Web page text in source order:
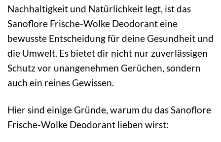
Nachhaltigkeit und Natürlichkeit legt, ist das
Sanoflore Frische-Wolke Deodorant eine
bewusste Entscheidung für deine Gesundheit und
die Umwelt. Es bietet dir nicht nur zuverlässigen
Schutz vor unangenehmen Gerüchen, sondern
auch ein reines Gewissen.
Hier sind einige Gründe, warum du das Sanoflore
Frische-Wolke Deodorant lieben wirst: